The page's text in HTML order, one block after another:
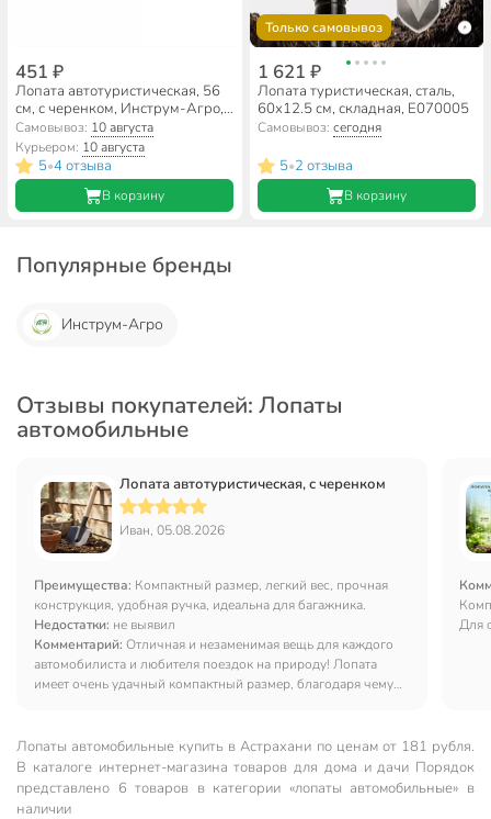
451 ₽
Лопата автотуристическая, 56
см, с черенком, Инструм-Агро,
010446
Самовывоз: 10 августа
Курьером: 10 августа
5•4 отзыва
В корзину
Только самовывоз
1 621 ₽
Лопата туристическая, сталь,
60х12.5 см, складная, E070005
Самовывоз: сегодня
5•2 отзыва
В корзину
Популярные бренды
Инструм-Агро
Отзывы покупателей: Лопаты
автомобильные
Лопата автотуристическая, с черенком
Иван, 05.08.2026
Преимущества: Компактный размер, легкий вес, прочная
конструкция, удобная ручка, идеальна для багажника.
Недостатки: не выявил
Комментарий: Отличная и незаменимая вещь для каждого
автомобилиста и любителя поездок на природу! Лопата
имеет очень удачный компактный размер, благодаря чему
машина застряла в сугробе во дворе. Металл штыка крепкий,
не гнется при нагрузке о замерзший снег или плотный грунт.
Черенок сидит надежно, рука при работе не скользит.
Конструкция продумана отлично — легкая, маневренная и
Для
Лопаты автомобильные купить в Астрахани по ценам от 181 рубля.
В каталоге интернет-магазина товаров для дома и дачи Порядок
представлено 6 товаров в категории «лопаты автомобильные» в
наличии